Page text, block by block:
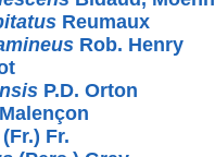
Reumaux
Rob. Henry
P.D. Orton
Malençon
(Fr.) Fr.